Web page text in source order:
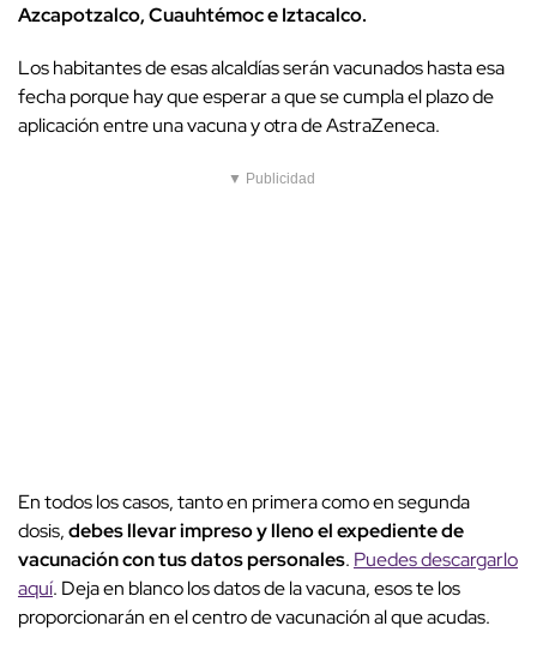
Azcapotzalco, Cuauhtémoc e Iztacalco.
Los habitantes de esas alcaldías serán vacunados hasta esa
fecha porque hay que esperar a que se cumpla el plazo de
aplicación entre una vacuna y otra de AstraZeneca.
▼ Publicidad
En todos los casos, tanto en primera como en segunda
dosis,debes llevar impreso y lleno el expediente de
vacunación con tus datos personales. Puedes descargarlo
aquí. Deja en blanco los datos de la vacuna, esos te los
proporcionarán en el centro de vacunación al que acudas.